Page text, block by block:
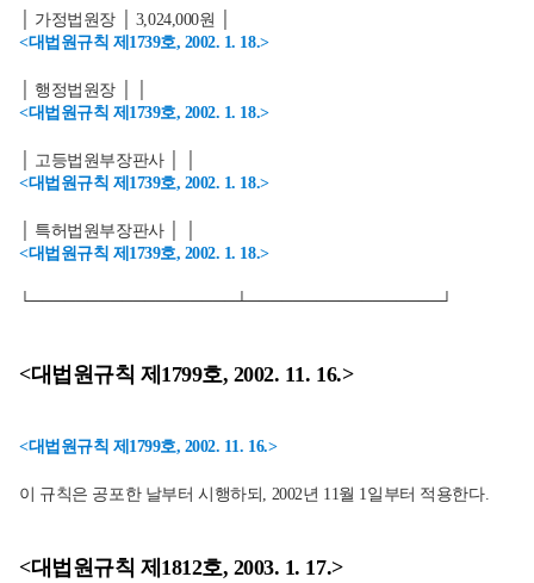
│ 가정법원장 │ 3,024,000원 │
<대법원규칙 제1739호, 2002. 1. 18.>
│ 행정법원장 │ │
<대법원규칙 제1739호, 2002. 1. 18.>
│ 고등법원부장판사 │ │
<대법원규칙 제1739호, 2002. 1. 18.>
│ 특허법원부장판사 │ │
<대법원규칙 제1739호, 2002. 1. 18.>
└──────────────────┴─────────────────┘
<대법원규칙 제1799호, 2002. 11. 16.>
<대법원규칙 제1799호, 2002. 11. 16.>
이 규칙은 공포한 날부터 시행하되, 2002년 11월 1일부터 적용한다.
<대법원규칙 제1812호, 2003. 1. 17.>